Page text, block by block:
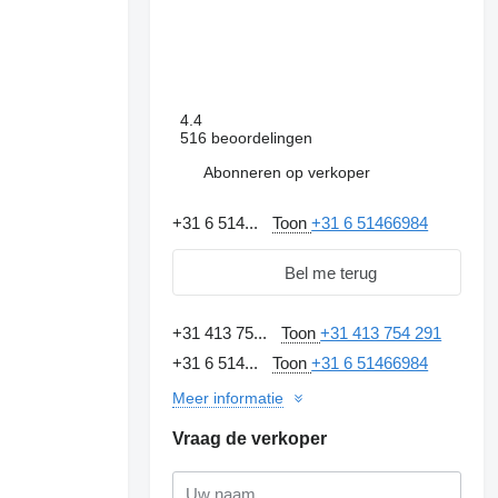
4.4
516 beoordelingen
Abonneren op verkoper
+31 6 514... Toon+31 6 51466984
Bel me terug
+31 413 75... Toon+31 413 754 291
+31 6 514...
Toon+31 6 51466984
Meer informatie
Vraag de verkoper